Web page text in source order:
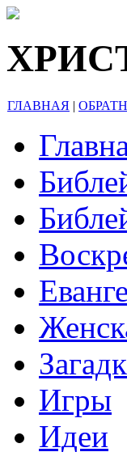
ГЛАВНАЯ |
Игры
Идеи